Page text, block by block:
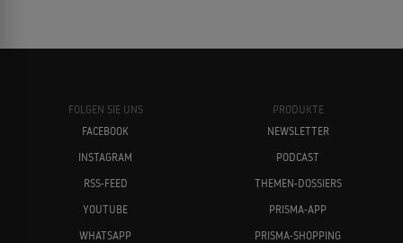
FOLGEN SIE UNS
FACEBOOK
INSTAGRAM
RSS-FEED
YOUTUBE
WHATSAPP
PRODUKTE
NEWSLETTER
PODCAST
THEMEN-DOSSIERS
PRISMA-APP
PRISMA-SHOPPING